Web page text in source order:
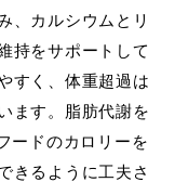
、カルシウムとリ
持をサポートして
すく、体重超過は
ます。脂肪代謝を
ードのカロリーを
きるように工夫さ